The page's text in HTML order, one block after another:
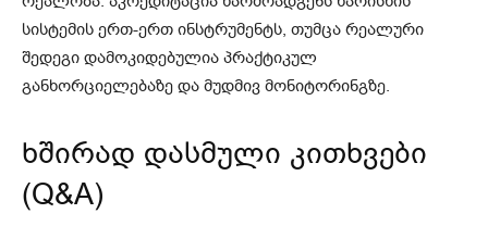
სისტემის ერთ-ერთ ინსტრუმენტს, თუმცა რეალური
შედეგი დამოკიდებულია პრაქტიკულ
განხორციელებაზე და მუდმივ მონიტორინგზე.
ხშირად დასმული კითხვები
(Q&A)